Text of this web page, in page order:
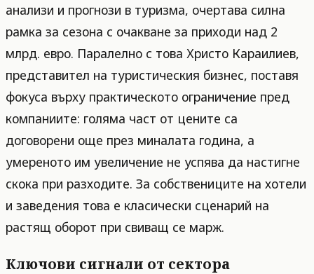
анализи и прогнози в туризма, очертава силна
рамка за сезона с очакване за приходи над 2
млрд. евро. Паралелно с това Христо Караилиев,
представител на туристическия бизнес, поставя
фокуса върху практическото ограничение пред
компаниите: голяма част от цените са
договорени още през миналата година, а
умереното им увеличение не успява да настигне
скока при разходите. За собствениците на хотели
и заведения това е класически сценарий на
растящ оборот при свиващ се марж.
Ключови сигнали от сектора